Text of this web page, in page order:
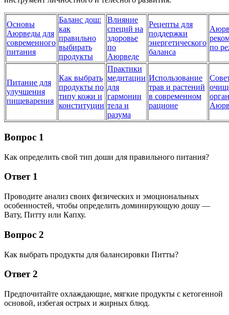
Основы
Аюрведы для
современного
питания
Баланс дош:
как
правильно
выбирать
продукты
Влияние
специй на
здоровье
по
Аюрведе
Рецепты для
поддержки
энергетического
баланса
по
Питание для
улучшения
пищеварения
Как выбрать
продукты по
типу кожи и
конституции
Практики
медитации
для
гармонии
тела и
разума
Использование
трав и растений
в современном
рационе
Вопрос 1
Как определить свой тип доши для правильного питания?
Ответ 1
Проводите анализ своих физических и эмоциональных
особенностей, чтобы определить доминирующую дошу —
Вату, Питту или Капху.
Вопрос 2
Как выбрать продукты для балансировки Питты?
Ответ 2
Предпочитайте охлаждающие, мягкие продукты с кетогенной
основой, избегая острых и жирных блюд.